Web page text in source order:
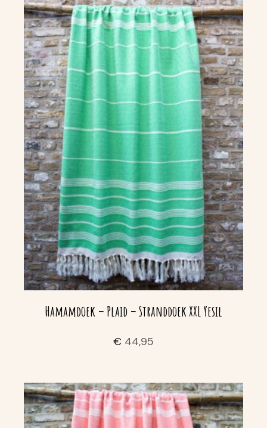
Hamamdoek – Plaid – Stranddoek XXL Yesil
€ 44,95